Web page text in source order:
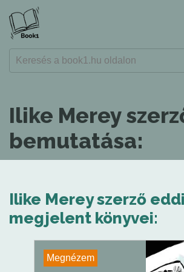
Ilike Merey
bemutatása:
Ilike Merey szerző
megjelent könyvei:
Megnézem